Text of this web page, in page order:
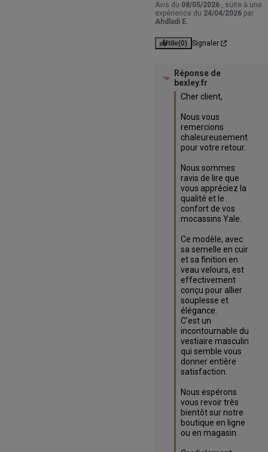
Avis du 08/05/2026 , suite à une
expérience du 24/04/2026 par
Ahdladi E.
Utile(0) Signaler
Réponse de
bexley.fr
Cher client,
Nous vous
remercions
chaleureusement
pour votre retour.
Nous sommes
ravis de lire que
vous appréciez la
qualité et le
confort de vos
mocassins Yale.
Ce modèle, avec
sa semelle en cuir
et sa finition en
veau velours, est
effectivement
conçu pour allier
souplesse et
élégance.
C’est un
incontournable du
vestiaire masculin
qui semble vous
donner entière
satisfaction.
Nous espérons
vous revoir très
bientôt sur notre
boutique en ligne
ou en magasin.